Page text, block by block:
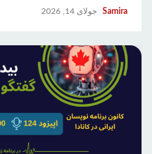
Samira جولای 14, 2026